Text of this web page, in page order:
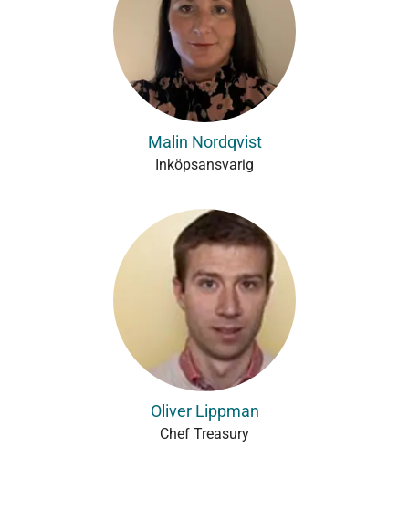
Malin Nordqvist
Inköpsansvarig
Oliver Lippman
Chef Treasury